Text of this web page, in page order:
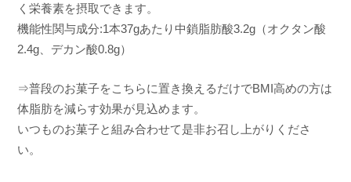
く栄養素を摂取できます。
機能性関与成分:1本37gあたり中鎖脂肪酸3.2g（オクタン酸
2.4g、デカン酸0.8g）
⇒普段のお菓子をこちらに置き換えるだけでBMI高めの方は
体脂肪を減らす効果が見込めます。
いつものお菓子と組み合わせて是非お召し上がりくださ
い。